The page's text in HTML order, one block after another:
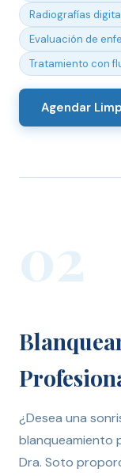
Radiografías
Evaluación de
Tratamiento con
Agendar
02
¿Desea una
blanqueamiento
Dra. Soto